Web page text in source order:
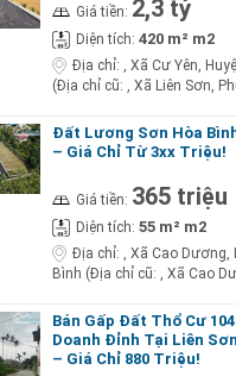
Giá tiền: 2,3 tỷ
Diện tích: 420 m² m2
Địa chỉ:
, Xã Cư Yên,
(Địa chỉ cũ: , Xã Liên Sơn,
Đất Lương Sơn Hòa
– Giá Chỉ Từ 3xx Triệu!
Giá tiền: 365 triệu
Diện tích: 55 m² m2
Địa chỉ:
, Xã Cao
Bình (Địa chỉ cũ: , Xã Cao
Bán Gấp Đất Thổ Cư
Doanh Đỉnh Tại Liên
– Giá Chỉ 880 Triệu!